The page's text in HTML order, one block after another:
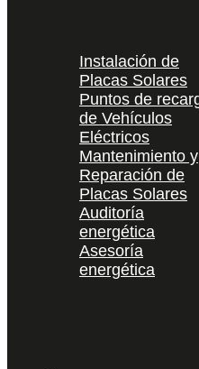
Instalación de
Placas Solares
Puntos de
de Vehículos
Eléctricos
Mantenimiento y
Reparación de
Placas Solares
Auditoría
energética
Asesoría
energética